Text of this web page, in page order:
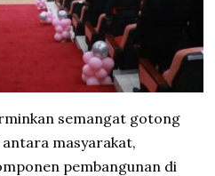
semangat gotong
masyarakat,
pembangunan di